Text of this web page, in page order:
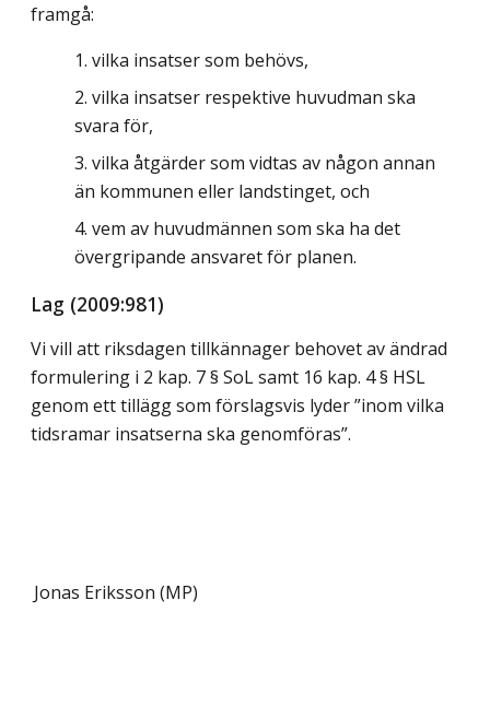
framgå:
vilka insatser som behövs,
vilka insatser respektive huvudman ska
svara för,
vilka åtgärder som vidtas av någon annan
än kommunen eller landstinget, och
vem av huvudmännen som ska ha det
övergripande ansvaret för planen.
Lag (2009:981)
Vi vill att riksdagen tillkännager behovet av ändrad
formulering i 2 kap. 7 § SoL samt 16 kap. 4 § HSL
genom ett tillägg som förslagsvis lyder ”inom vilka
tidsramar insatserna ska genomföras”.
Jonas Eriksson (MP)